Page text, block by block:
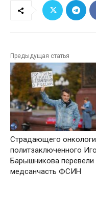
Предыдущая статья
Страдающего
политзаключенного
Барышникова перевели
медсанчасть ФСИН